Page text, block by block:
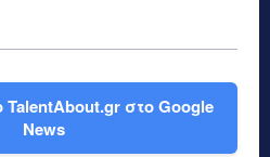
TalentAbout.gr στο Google
News